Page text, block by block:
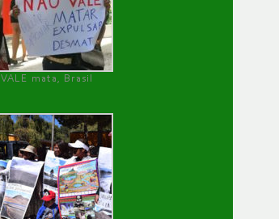
VALE mata, Brasil